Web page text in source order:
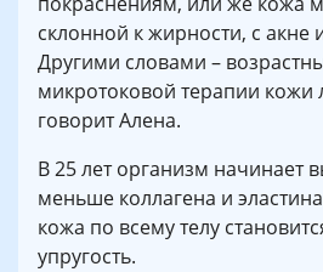
склонной к жирности, с акне
Другими словами –
микротоковой терапии кожи
говорит Алена.
В 25 лет организм начинает
меньше коллагена и
кожа по всему телу
упругость.